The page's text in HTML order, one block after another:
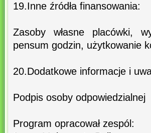
19.Inne źródła finansowania:
Zasoby własne placówki,
pensum godzin, użytkowanie
20.Dodatkowe informacje i
Podpis osoby odpowiedzialnej
Program opracował zespól: